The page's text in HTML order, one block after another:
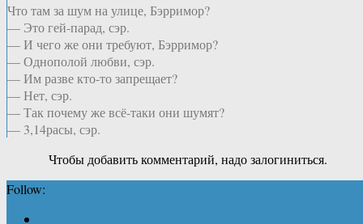
Что там за шум на улице, Бэрримор?
— Это гей-парад, сэр.
— И чего же они требуют, Бэрримор?
— Однополой любви, сэр.
— Им разве кто-то запрещает?
— Нет, сэр.
— Так почему же всё-таки они шумят?
— 3,14расы, сэр.
Чтобы добавить комментарий, надо залогиниться.
Follow: